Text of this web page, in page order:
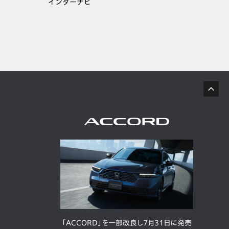
インターナビ
「ACCORD」を一部改良し7月31日に発売